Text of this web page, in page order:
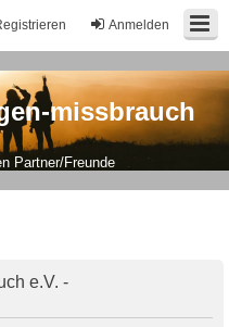
Anmelden
missbrauch
Partner/Freunde
e.V. -